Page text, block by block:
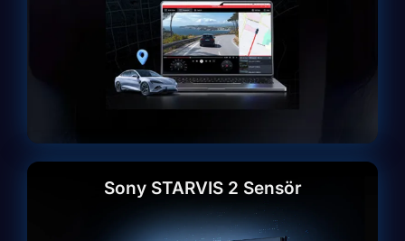
Sony STARVIS 2 Sensör